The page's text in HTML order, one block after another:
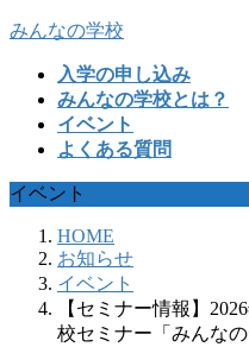
コ
ス
キ
ナ
ン
に
みんなの学校
入学の申し込み
みんなの学校とは？
イベント
よくある質問
イベント
HOME
お知らせ
イベント
【セミナー情報】
校セミナー「みんな